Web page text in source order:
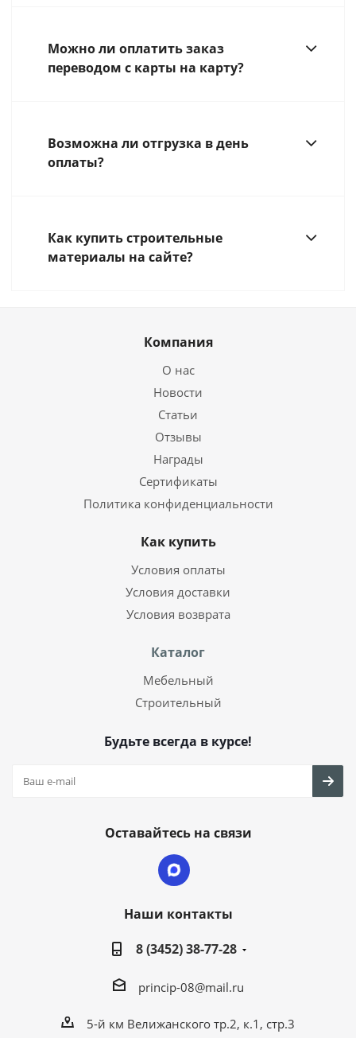
Можно ли оплатить заказ
переводом с карты на карту?
Возможна ли отгрузка в день
оплаты?
Как купить строительные
материалы на сайте?
Компания
О нас
Новости
Статьи
Отзывы
Награды
Сертификаты
Политика конфиденциальности
Как купить
Условия оплаты
Условия доставки
Условия возврата
Каталог
Мебельный
Строительный
Будьте всегда в курсе!
Оставайтесь на связи
Наши контакты
8 (3452) 38-77-28
princip-08@mail.ru
5-й км Велижанского тр.2, к.1, стр.3